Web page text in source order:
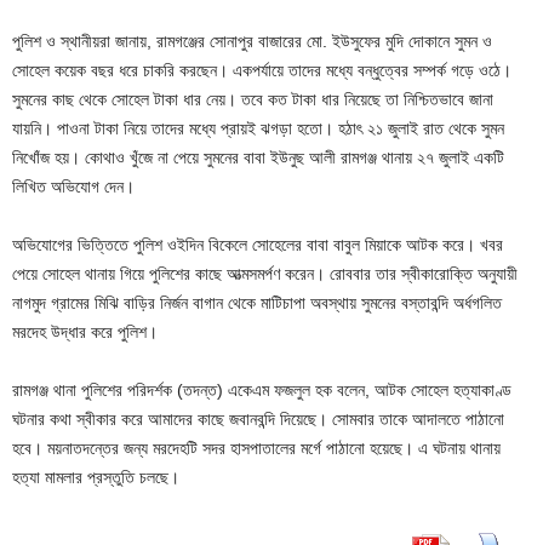
পুলিশ ও স্থানীয়রা জানায়, রামগঞ্জের সোনাপুর বাজারের মো. ইউসুফের মুদি দোকানে সুমন ও
সোহেল কয়েক বছর ধরে চাকরি করছেন। একপর্যায়ে তাদের মধ্যে বন্ধুত্বের সম্পর্ক গড়ে ওঠে।
সুমনের কাছ থেকে সোহেল টাকা ধার নেয়। তবে কত টাকা ধার নিয়েছে তা নিশ্চিতভাবে জানা
যায়নি। পাওনা টাকা নিয়ে তাদের মধ্যে প্রায়ই ঝগড়া হতো। হঠাৎ ২১ জুলাই রাত থেকে সুমন
নিখোঁজ হয়। কোথাও খুঁজে না পেয়ে সুমনের বাবা ইউনুছ আলী রামগঞ্জ থানায় ২৭ জুলাই একটি
লিখিত অভিযোগ দেন।
অভিযোগের ভিত্তিতে পুলিশ ওইদিন বিকেলে সোহেলের বাবা বাবুল মিয়াকে আটক করে। খবর
পেয়ে সোহেল থানায় গিয়ে পুলিশের কাছে আত্মসমর্পণ করেন। রোববার তার স্বীকারোক্তি অনুযায়ী
নাগমুদ গ্রামের মিঝি বাড়ির নির্জন বাগান থেকে মাটিচাপা অবস্থায় সুমনের বস্তাবন্দি অর্ধগলিত
মরদেহ উদ্ধার করে পুলিশ।
রামগঞ্জ থানা পুলিশের পরিদর্শক (তদন্ত) একেএম ফজলুল হক বলেন, আটক সোহেল হত্যাকাণ্ড
ঘটনার কথা স্বীকার করে আমাদের কাছে জবানবন্দি দিয়েছে। সোমবার তাকে আদালতে পাঠানো
হবে। ময়নাতদন্তের জন্য মরদেহটি সদর হাসপাতালের মর্গে পাঠানো হয়েছে। এ ঘটনায় থানায়
হত্যা মামলার প্রস্তুতি চলছে।